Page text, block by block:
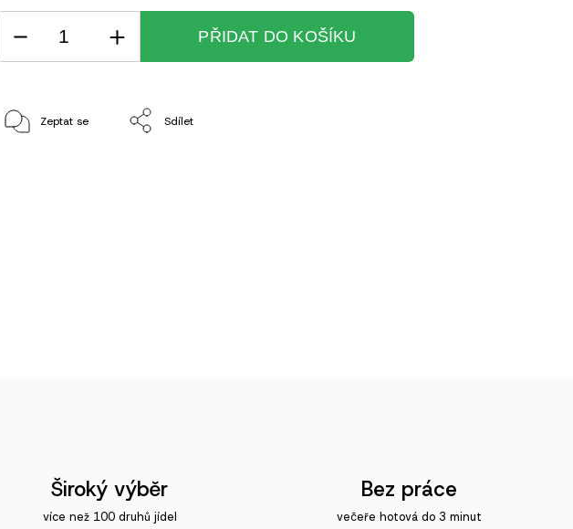
PŘIDAT DO KOŠÍKU
Zeptat se Sdílet
Široký výběr
více než 100 druhů jídel
Bez práce
večeře hotová do 3 minut